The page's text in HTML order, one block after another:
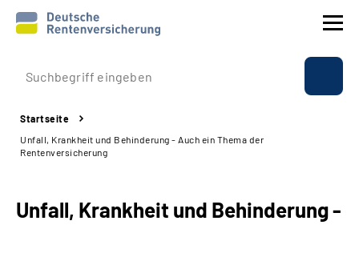
Prävention
Reha
Beratung & Kontakt
Startseite
Unfall, Krankheit und Behinderung - Auch ein Thema der
Rentenversicherung
Unfall, Krankheit und Behinderung -